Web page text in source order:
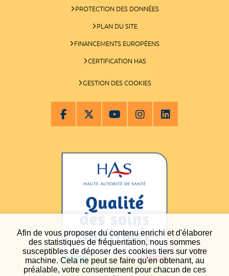
Afin de vous proposer du contenu enrichi et d'élaborer
des statistiques de fréquentation, nous sommes
susceptibles de déposer des cookies tiers sur votre
machine. Cela ne peut se faire qu'en obtenant, au
préalable, votre consentement pour chacun de ces
PROTECTION DES DONNÉES
PLAN DU SITE
FINANCEMENTS EUROPÉENS
CERTIFICATION HAS
GESTION DES COOKIES